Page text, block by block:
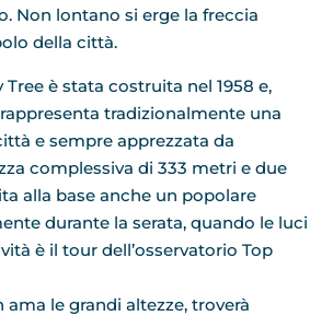
Non lontano si erge la freccia
della città.
è stata costruita nel 1958 e,
tradizionalmente una
e sempre apprezzata da
complessiva di 333 metri e due
alla base anche un popolare
durante la serata, quando le luci
è il tour dell’osservatorio Top
le grandi altezze, troverà